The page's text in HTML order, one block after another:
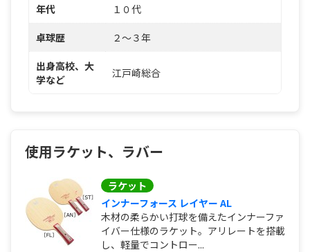
年代 １０代
卓球歴 ２～３年
出身高校、大
学など
江戸崎総合
使用ラケット、ラバー
ラケット
インナーフォース レイヤー AL
木材の柔らかい打球を備えたインナーファ
イバー仕様のラケット。アリレートを搭載
し、軽量でコントロー...